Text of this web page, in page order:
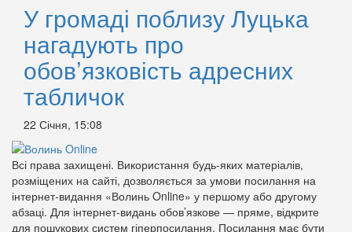
У громаді поблизу Луцька
нагадують про
обов’язковість адресних
табличок
22 Січня, 15:08
Всі права захищені. Використання будь-яких матеріалів,
розміщених на сайті, дозволяється за умови посилання на
інтернет-видання «Волинь Online» у першому або другому
абзаці. Для інтернет-видань обов’язкове — пряме, відкрите
для пошукових систем гіперпосилання. Посилання має бути